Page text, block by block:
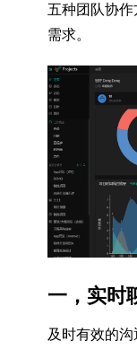
五种团队协
需求。
一，实时
及时有效的